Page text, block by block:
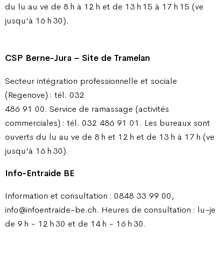
du lu au ve de 8 h à 12 h et de 13 h 15 à 17 h 15 (ve
jusqu’à 16 h 30).
CSP Berne-Jura – Site de Tramelan
Secteur intégration professionnelle et sociale
(Regenove) : tél. 032
486 91 00. Service de ramassage (activités
commerciales) : tél. 032 486 91 01. Les bureaux sont
ouverts du lu au ve de 8 h et 12 h et de 13 h à 17 h (ve
jusqu’à 16 h 30).
Info-Entraide BE
Information et consultation : 0848 33 99 00,
info@infoentraide-be.ch. Heures de consultation : lu-je
de 9 h - 12 h 30 et de 14 h - 16 h 30.